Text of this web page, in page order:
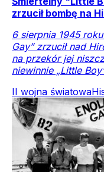
zrzucił bombę na
6 sierpnia 1945
Gay” zrzucił nad
na przekór jej
niewinnie „Little
II wojna światowa